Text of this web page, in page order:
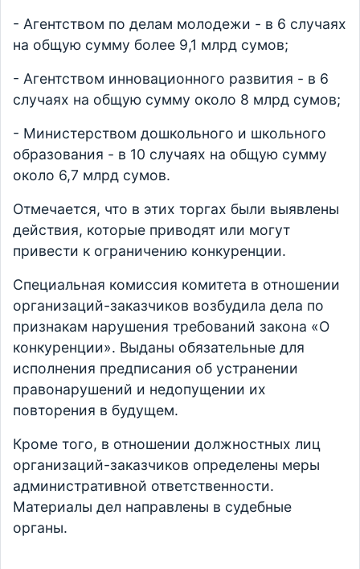
- Агентством по делам молодежи - в 6 случаях
на общую сумму более 9,1 млрд сумов;
- Агентством инновационного развития - в 6
случаях на общую сумму около 8 млрд сумов;
- Министерством дошкольного и школьного
образования - в 10 случаях на общую сумму
около 6,7 млрд сумов.
Отмечается, что в этих торгах были выявлены
действия, которые приводят или могут
привести к ограничению конкуренции.
Специальная комиссия комитета в отношении
организаций-заказчиков возбудила дела по
признакам нарушения требований закона «О
конкуренции». Выданы обязательные для
исполнения предписания об устранении
правонарушений и недопущении их
повторения в будущем.
Кроме того, в отношении должностных лиц
организаций-заказчиков определены меры
административной ответственности.
Материалы дел направлены в судебные
органы.